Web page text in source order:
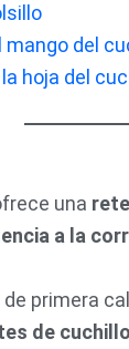
mango del
hoja del
una
a la
primera
de